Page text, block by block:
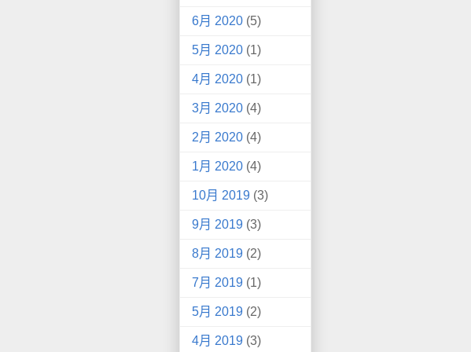
6月 2020 (5)
5月 2020 (1)
4月 2020 (1)
3月 2020 (4)
2月 2020 (4)
1月 2020 (4)
10月 2019 (3)
9月 2019 (3)
8月 2019 (2)
7月 2019 (1)
5月 2019 (2)
4月 2019 (3)